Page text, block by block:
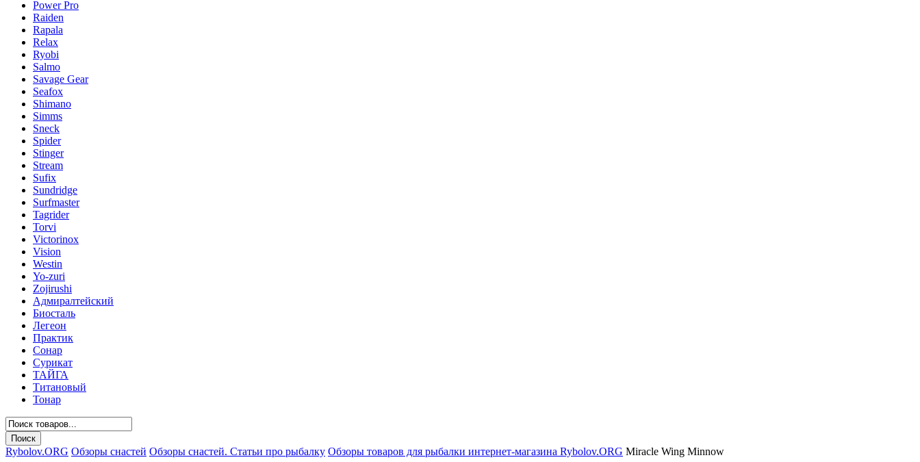
Power Pro
Raiden
Rapala
Relax
Ryobi
Salmo
Savage Gear
Seafox
Shimano
Simms
Sneck
Spider
Stinger
Stream
Sufix
Sundridge
Surfmaster
Tagrider
Torvi
Victorinox
Vision
Westin
Yo-zuri
Zojirushi
Адмиралтейский
Биосталь
Легеон
Практик
Сонар
Сурикат
ТАЙГА
Титановый
Тонар
Rybolov.ORG Обзоры снастей Обзоры снастей. Статьи про рыбалку Обзоры товаров для рыбалки интернет-магазина Rybolov.ORG Miracle Wing Minnow